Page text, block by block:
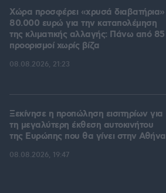
Χώρα προσφέρει «χρυσά διαβατήρια»
80.000 ευρώ για την καταπολέμηση
της κλιματικής αλλαγής: Πάνω από 85
προορισμοί χωρίς βίζα
08.08.2026, 21:23
Ξεκίνησε η προπώληση εισιτηρίων για
τη μεγαλύτερη έκθεση αυτοκινήτου
της Ευρώπης που θα γίνει στην Αθήνα
08.08.2026, 19:47